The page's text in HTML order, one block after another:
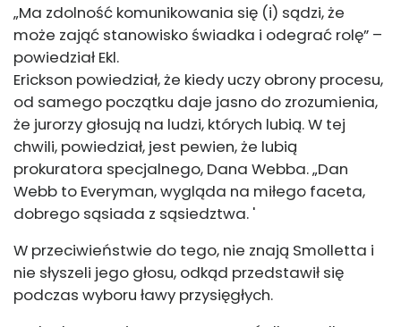
„Ma zdolność komunikowania się (i) sądzi, że
może zająć stanowisko świadka i odegrać rolę” –
powiedział Ekl.
Erickson powiedział, że kiedy uczy obrony procesu,
od samego początku daje jasno do zrozumienia,
że ​​jurorzy głosują na ludzi, których lubią. W tej
chwili, powiedział, jest pewien, że lubią
prokuratora specjalnego, Dana Webba. „Dan
Webb to Everyman, wygląda na miłego faceta,
dobrego sąsiada z sąsiedztwa. '
W przeciwieństwie do tego, nie znają Smolletta i
nie słyszeli jego głosu, odkąd przedstawił się
podczas wyboru ławy przysięgłych.